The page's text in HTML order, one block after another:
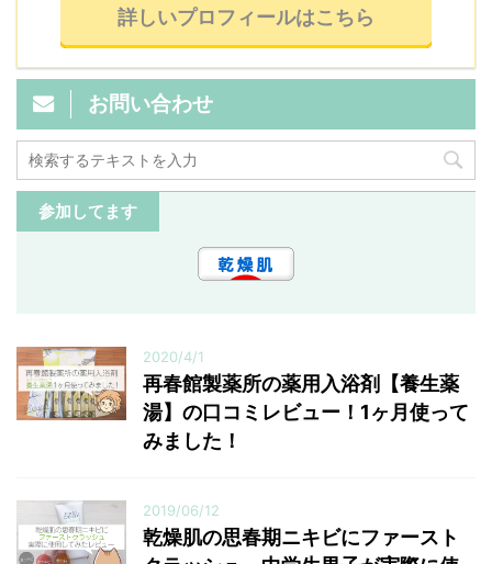
詳しいプロフィールはこちら
お問い合わせ
参加してます
2020/4/1
再春館製薬所の薬用入浴剤【養生薬
湯】の口コミレビュー！1ヶ月使って
みました！
2019/06/12
乾燥肌の思春期ニキビにファースト